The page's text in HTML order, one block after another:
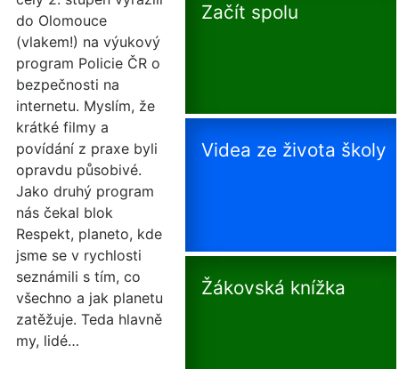
do Olomouce
(vlakem!) na výukový
program Policie ČR o
bezpečnosti na
internetu. Myslím, že
krátké filmy a
povídání z praxe byli
opravdu působivé.
Jako druhý program
nás čekal blok
Respekt, planeto, kde
jsme se v rychlosti
seznámili s tím, co
všechno a jak planetu
zatěžuje. Teda hlavně
my, lidé…
Začít spolu
Videa ze života školy
Žákovská knížka